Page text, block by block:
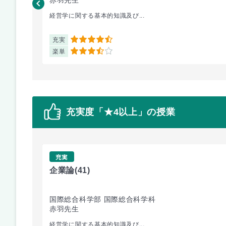
経営学に関する基本的知識及び...
充実 4.5
楽単 3.5
充実度「★4以上」の授業
充実
企業論(41)
国際総合科学部 国際総合科学科
赤羽先生